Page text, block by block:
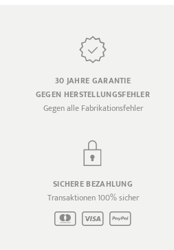
30 JAHRE GARANTIE
GEGEN HERSTELLUNGSFEHLER
Gegen alle Fabrikationsfehler
SICHERE BEZAHLUNG
Transaktionen 100% sicher